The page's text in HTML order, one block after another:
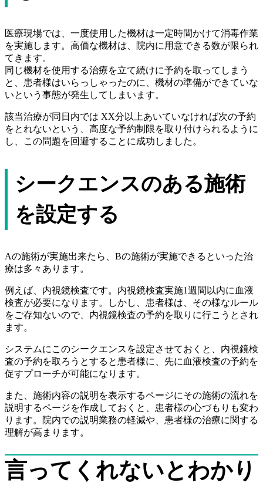
医療現場では、一度使用した機材は一定時間かけて消毒作業
を実施します。高価な機材は、院内に用意できる数が限られ
てきます。
同じ機材を使用する治療を立て続けに予約を取ってしまう
と、患者様はいらっしゃったのに、機材の準備ができていな
いという事態が発生してしまいます。
該当治療が同日内では XX分以上あいていなければ次の予約
をとれないという、高度な予約制限を取り付けられるように
し、この問題を回避することに成功しました。
シークエンスのある施術
を設定する
Aの施術が実施出来たら、Bの施術が実施できるといった治
療は多々あります。
例えば、内視鏡検査です。内視鏡検査実施1週間以内に血液
検査が必要になります。しかし、患者様は、その様なルール
をご存知ないので、内視鏡検査の予約を取りに行こうとされ
ます。
システムにこのシークエンスを設定させておくと、内視鏡検
査の予約を取ろうとすると患者様に、先に血液検査の予約を
促すプローチが可能になります。
また、施術内容の説明を表示するページにその施術の流れを
説明するページを作成しておくと、患者様の心づもりも変わ
ります。院内での説明業務の軽減や、患者様の治療に関する
理解が高まります。
言ってくれないとわかり